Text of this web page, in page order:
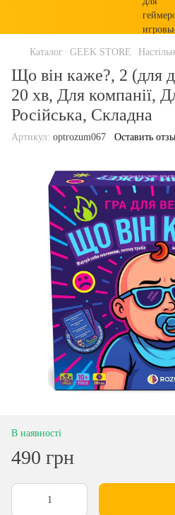
Каталог GEEK STORE
Що він каже?, 2 (для
20 хв, Для компанії,
Російська, Складна
Артикул: optrozum067 Оставить
В наявності
490 грн